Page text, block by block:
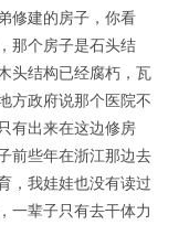
修建的房子，你看
那个房子是石头结
头结构已经腐朽，瓦
方政府说那个医院不
有出来在这边修房
前些年在浙江那边去
，我娃娃也没有读过
一辈子只有去干体力